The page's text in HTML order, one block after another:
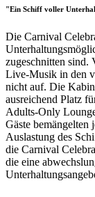
"Ein Schiff voller
Die Carnival
zugeschnitten sind.
Live-Musik in den
nicht auf. Die
ausreichend Platz
Adults-Only
Gäste bemängelten
Auslastung des
die Carnival
die eine